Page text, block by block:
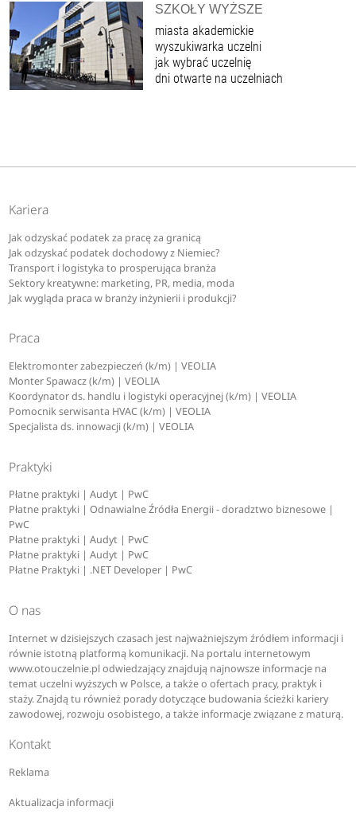
SZKOŁY WYŻSZE
miasta akademickie
wyszukiwarka uczelni
jak wybrać uczelnię
dni otwarte na uczelniach
Kariera
Jak odzyskać podatek za pracę za granicą
Jak odzyskać podatek dochodowy z Niemiec?
Transport i logistyka to prosperująca branża
Sektory kreatywne: marketing, PR, media, moda
Jak wygląda praca w branży inżynierii i produkcji?
Praca
Elektromonter zabezpieczeń (k/m) | VEOLIA
Monter Spawacz (k/m) | VEOLIA
Koordynator ds. handlu i logistyki operacyjnej (k/m) | VEOLIA
Pomocnik serwisanta HVAC (k/m) | VEOLIA
Specjalista ds. innowacji (k/m) | VEOLIA
Praktyki
Płatne praktyki | Audyt | PwC
Płatne praktyki | Odnawialne Źródła Energii - doradztwo biznesowe |
PwC
Płatne praktyki | Audyt | PwC
Płatne praktyki | Audyt | PwC
Płatne Praktyki | .NET Developer | PwC
O nas
Internet w dzisiejszych czasach jest najważniejszym źródłem informacji i
równie istotną platformą komunikacji. Na portalu internetowym
www.otouczelnie.pl odwiedzający znajdują najnowsze informacje na
temat uczelni wyższych w Polsce, a także o ofertach pracy, praktyk i
staży. Znajdą tu również porady dotyczące budowania ścieżki kariery
zawodowej, rozwoju osobistego, a także informacje związane z maturą.
Kontakt
Reklama
Aktualizacja informacji